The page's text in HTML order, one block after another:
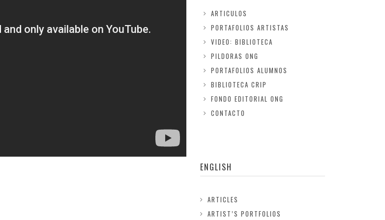
ARTICULOS
PORTAFOLIOS ARTISTAS
VIDEO: BIBLIOTECA
PILDORAS ONG
PORTAFOLIOS ALUMNOS
BIBLIOTECA CRIP
FONDO EDITORIAL ONG
CONTACTO
ENGLISH
ARTICLES
ARTIST’S PORTFOLIOS